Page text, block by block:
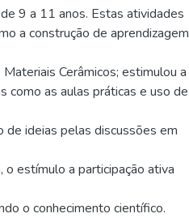
9 a 11 anos. Estas atividades
a construção de aprendizagem
Cerâmicos; estimulou a
como as aulas práticas e uso de
de ideias pelas discussões em
estímulo a participação ativa
o conhecimento científico.